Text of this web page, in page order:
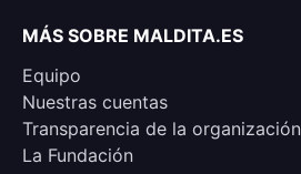
MÁS SOBRE MALDITA.ES
Equipo
Nuestras cuentas
Transparencia de la organización
La Fundación